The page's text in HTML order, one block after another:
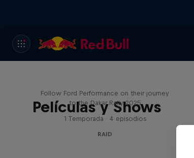
Películas y Shows
Follow Ford Performance on their journey
to the Dakar Rally 2025
1 Temporada · 4 episodios
RAID